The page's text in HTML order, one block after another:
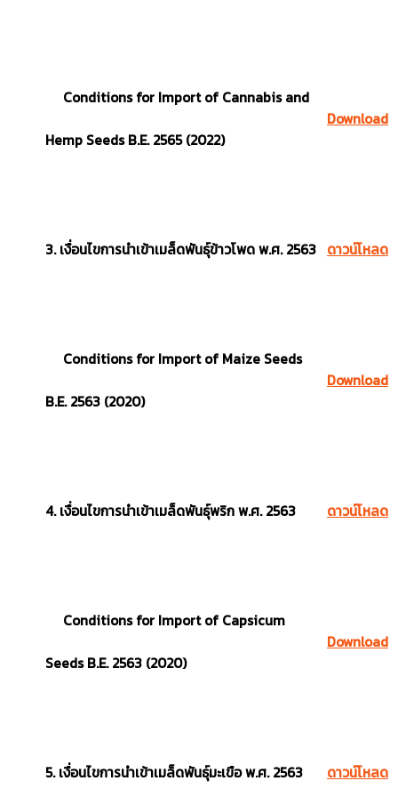
Conditions for Import of Cannabis and
Hemp Seeds B.E. 2565 (2022)
Download
3. เงื่อนไขการนำเข้าเมล็ดพันธุ์ข้าวโพด พ.ศ. 2563 ดาวน์โหลด
Conditions for Import of Maize Seeds
B.E. 2563 (2020)
Download
4. เงื่อนไขการนำเข้าเมล็ดพันธุ์พริก พ.ศ. 2563 ดาวน์โหลด
Conditions for Import of Capsicum
Seeds B.E. 2563 (2020)
Download
5. เงื่อนไขการนำเข้าเมล็ดพันธุ์มะเขือ พ.ศ. 2563 ดาวน์โหลด